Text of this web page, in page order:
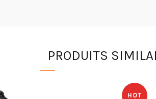
PRODUITS
HOT